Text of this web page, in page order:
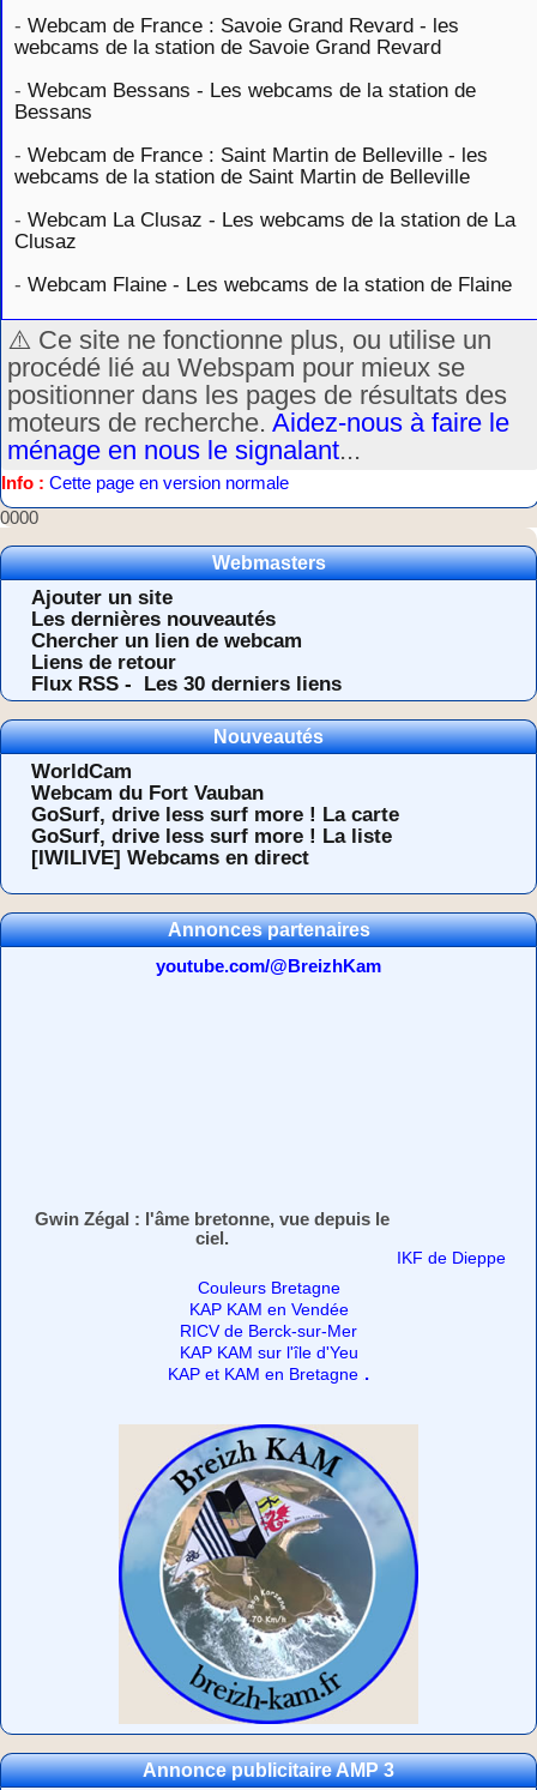
- Webcam de France : Savoie Grand Revard - les
webcams de la station de Savoie Grand Revard
- Webcam Bessans - Les webcams de la station de
Bessans
- Webcam de France : Saint Martin de Belleville - les
webcams de la station de Saint Martin de Belleville
- Webcam La Clusaz - Les webcams de la station de La
Clusaz
- Webcam Flaine - Les webcams de la station de Flaine
⚠️ Ce site ne fonctionne plus, ou utilise un
procédé lié au Webspam pour mieux se
positionner dans les pages de résultats des
moteurs de recherche. Aidez-nous à faire le
ménage en nous le signalant...
Info : Cette page en version normale
0000
Webmasters
Ajouter un site
Les dernières nouveautés
Chercher un lien de webcam
Liens de retour
Flux RSS -
Les 30 derniers liens
Nouveautés
WorldCam
Webcam du Fort Vauban
GoSurf, drive less surf more ! La carte
GoSurf, drive less surf more ! La liste
[IWILIVE] Webcams en direct
Annonces partenaires
youtube.com/@BreizhKam
Gwin Zégal : l'âme bretonne, vue depuis le
ciel.
IKF de Dieppe
Couleurs Bretagne
KAP KAM en Vendée
RICV de Berck-sur-Mer
KAP KAM sur l'île d'Yeu
KAP et KAM en Bretagne .
Annonce publicitaire AMP 3